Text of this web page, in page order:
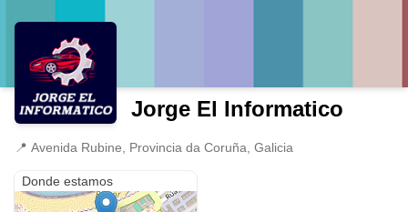
Jorge El Informatico
📍 Avenida Rubine, Provincia da Coruña, Galicia
Donde estamos